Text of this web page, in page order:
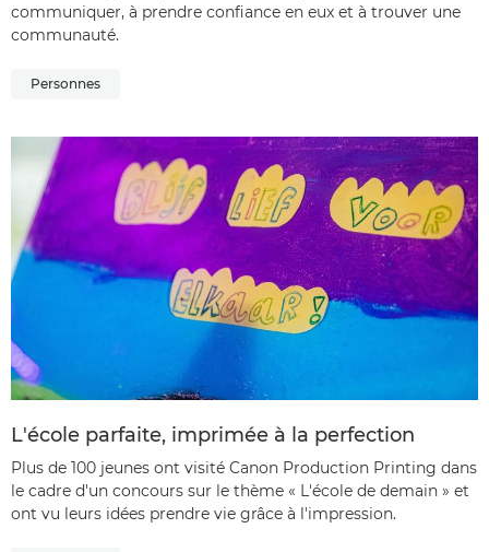
communiquer, à prendre confiance en eux et à trouver une
communauté.
Personnes
L'école parfaite, imprimée à la perfection
Plus de 100 jeunes ont visité Canon Production Printing dans
le cadre d'un concours sur le thème « L'école de demain » et
ont vu leurs idées prendre vie grâce à l'impression.